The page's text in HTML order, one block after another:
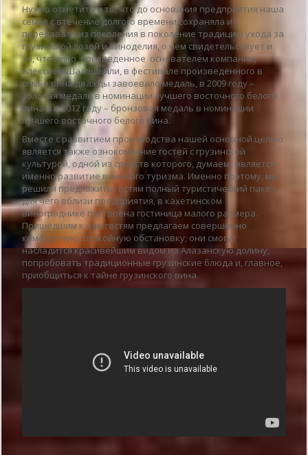
Нужно отметить и то, что до основания предприятия наша
семья с втечение долгого времени сохраняла и
передавала из поколения в поколение традицию ухода за
грузинской лозой и виноделия, о чем свидетельствует и
то, что вино, поизведенное основателем компании,
Алексием Шалошвили, в фестивале произведенного в
семье вина дважды завоевало медаль, в 2009 году –
золотая медаль в номинации лучшего восточного белого
вина и в 2012 году – бронзовая медаль в номинации
лучшего восточного белого вина.
Вместе с развитием производства нашей основной целью
является также ознокомление гостей с грузинской
культурой, одной из средств которого, думаем, является
именно развитие виннного туризма. Именно поэтому, мы
решили предложить гостям полный туристический пакет,
для чего вблизи предприятия, в кахетинском
винограднике построена гостиница малого размера.
Пришедшим к нам гостям предлагаем совершенно
комфортную, спокойную обстановку; они смогут
насладится красивейшим видом на Алазанскую долину,
попробовать традиционные грузинские блюда и, главное,
приобщиться к тайне грузинского вина.